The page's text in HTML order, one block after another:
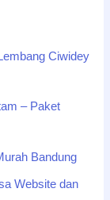
Ciwidey
– Paket
Bandung
Website dan